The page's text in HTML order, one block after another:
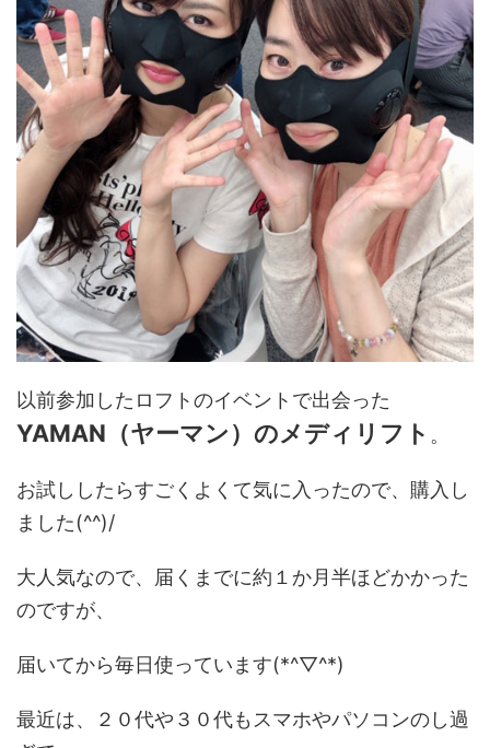
以前参加したロフトのイベントで出会った
YAMAN（ヤーマン）のメディリフト 。
お試ししたらすごくよくて気に入ったので、購入し
ました(^^)/
大人気なので、届くまでに約１か月半ほどかかった
のですが、
届いてから毎日使っています(*^▽^*)
最近は、２０代や３０代もスマホやパソコンのし過